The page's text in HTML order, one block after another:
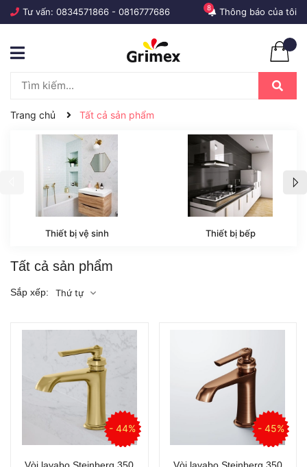
Tư vấn: 0834571866 - 0816777686 Thông báo của tôi
8
Trang chủ Tất cả sản phẩm
Thiết bị vệ sinh Thiết bị bếp
Tất cả sản phẩm
Sắp xếp: Thứ tự
- 44% - 45%